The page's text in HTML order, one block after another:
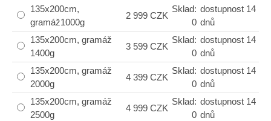
135x200cm,
gramáž1000g
2 999 CZK
Sklad:
0
dostupnost 14
dnů
135x200cm, gramáž
1400g
3 599 CZK
Sklad:
0
dostupnost 14
dnů
135x200cm, gramáž
2000g
4 399 CZK
Sklad:
0
dostupnost 14
dnů
135x200cm, gramáž
2500g
4 999 CZK
Sklad:
0
dostupnost 14
dnů